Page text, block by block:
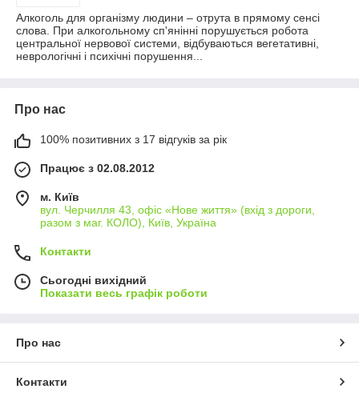
Алкоголь для організму людини – отрута в прямому сенсі
слова. При алкогольному сп'янінні порушується робота
центральної нервової системи, відбуваються вегетативні,
неврологічні і психічні порушення...
Про нас
100% позитивних з 17 відгуків за рік
Працює з 02.08.2012
м. Київ
вул. Черчилля 43, офіс «Нове життя» (вхід з дороги,
разом з маг. КОЛО), Київ, Україна
Контакти
Сьогодні вихідний
Показати весь графік роботи
Про нас
Контакти